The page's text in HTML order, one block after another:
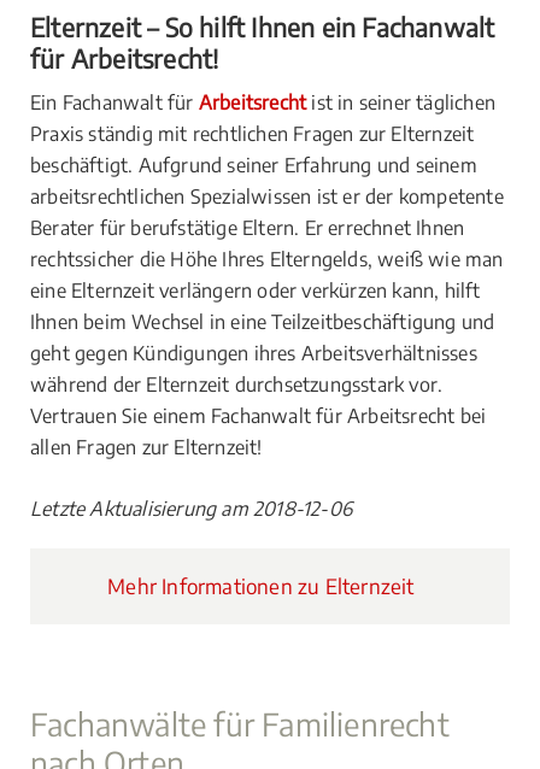
Elternzeit – So hilft Ihnen ein Fachanwalt
für Arbeitsrecht!
Ein Fachanwalt für Arbeitsrechtist in seiner täglichen
Praxis ständig mit rechtlichen Fragen zur Elternzeit
beschäftigt. Aufgrund seiner Erfahrung und seinem
arbeitsrechtlichen Spezialwissen ist er der kompetente
Berater für berufstätige Eltern. Er errechnet Ihnen
rechtssicher die Höhe Ihres Elterngelds, weiß wie man
eine Elternzeit verlängern oder verkürzen kann, hilft
Ihnen beim Wechsel in eine Teilzeitbeschäftigung und
geht gegen Kündigungen ihres Arbeitsverhältnisses
während der Elternzeit durchsetzungsstark vor.
Vertrauen Sie einem Fachanwalt für Arbeitsrecht bei
allen Fragen zur Elternzeit!
Letzte Aktualisierung am 2018-12-06
Mehr Informationen zu Elternzeit
Fachanwälte für Familienrecht